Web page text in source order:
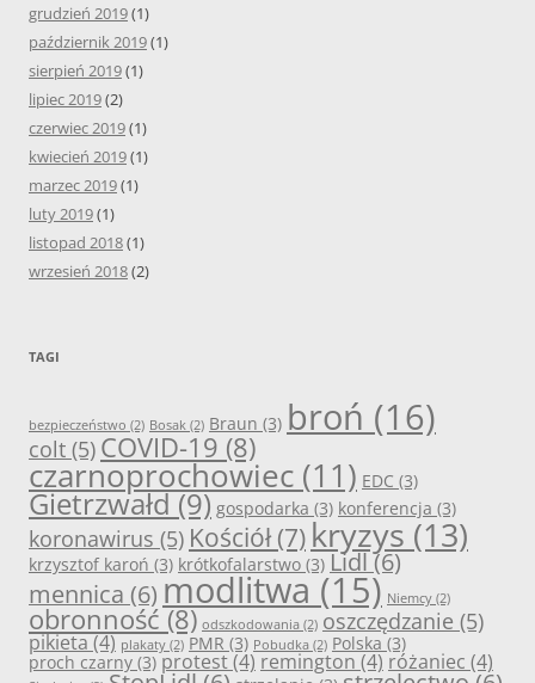
grudzień 2019(1)
październik 2019(1)
sierpień 2019(1)
lipiec 2019(2)
czerwiec 2019(1)
kwiecień 2019(1)
marzec 2019(1)
luty 2019(1)
listopad 2018(1)
wrzesień 2018(2)
TAGI
bezpieczeństwo (2) Bosak (2) Braun (3) broń (16)
colt (5) COVID-19 (8)
czarnoprochowiec (11) EDC (3)
Gietrzwałd(9) gospodarka (3) konferencja (3)
koronawirus (5) Kościół(7) kryzys (13)
krzysztof karoń (3) krótkofalarstwo (3) Lidl(6)
mennica (6)modlitwa(15) Niemcy (2)
obronność(8) odszkodowania (2) oszczędzanie (5)
pikieta(4) plakaty (2) PMR (3) Pobudka (2) Polska (3)
proch czarny (3) protest(4)remington(4) różaniec (4)